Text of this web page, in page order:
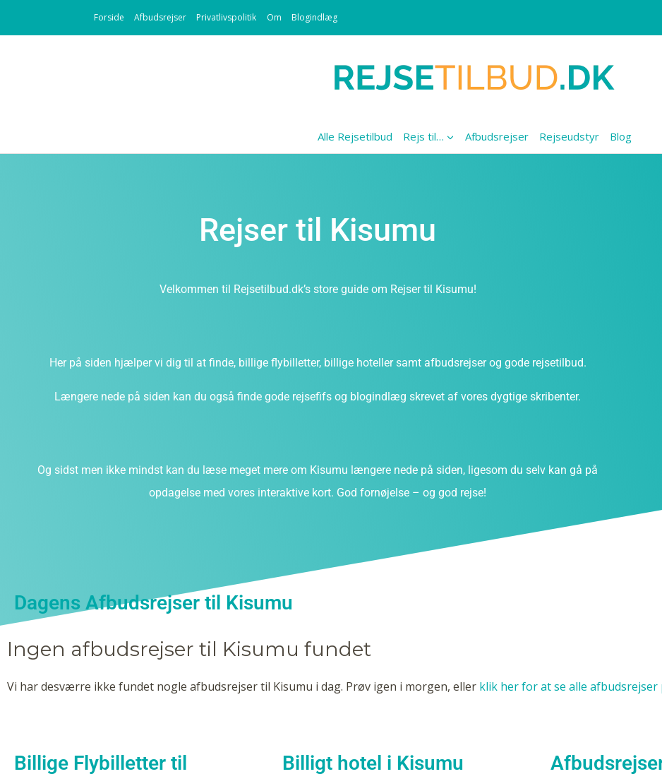
Forside Afbudsrejser Privatlivspolitik Om Blogindlæg
Alle Rejsetilbud Rejs til… Afbudsrejser Rejseudstyr Blog
Rejser til Kisumu
Velkommen til Rejsetilbud.dk’s store guide om Rejser til Kisumu!
Her på siden hjælper vi dig til at finde, billige flybilletter, billige hoteller samt afbudsrejser og gode rejsetilbud.
Længere nede på siden kan du også finde gode rejsefifs og blogindlæg skrevet af vores dygtige skribenter.
Og sidst men ikke mindst kan du læse meget mere om Kisumu længere nede på siden, ligesom du selv kan gå på
opdagelse med vores interaktive kort. God fornøjelse – og god rejse!
Dagens Afbudsrejser til Kisumu
Ingen afbudsrejser til Kisumu fundet
Vi har desværre ikke fundet nogle afbudsrejser til Kisumu i dag. Prøv igen i morgen, eller klik her for at se alle afbudsrejser
Billige Flybilletter til
Billigt hotel i Kisumu